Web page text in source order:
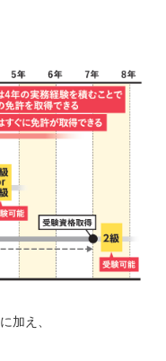
加え、